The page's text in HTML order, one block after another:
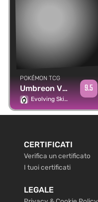
POKÉMON TCG
Umbreon VMAX
Evolving Skies
9.5
CERTIFICATI
Verifica un certificato
I tuoi certificati
LEGALE